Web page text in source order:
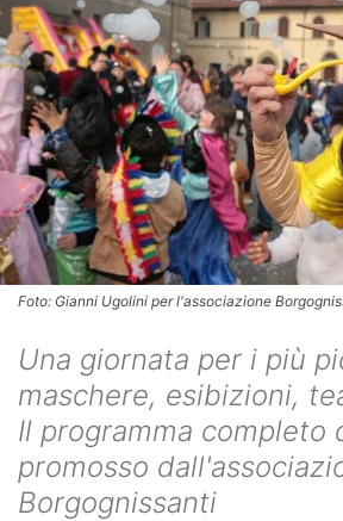
Foto: Gianni Ugolini per l'associazione
Una giornata per i più
maschere, esibizioni,
Il programma completo
promosso
Borgognissanti